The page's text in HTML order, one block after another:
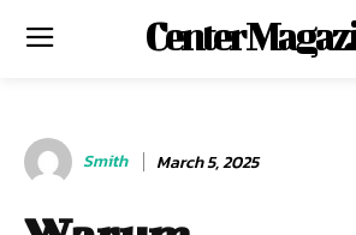
Center
Smith March 5, 2025